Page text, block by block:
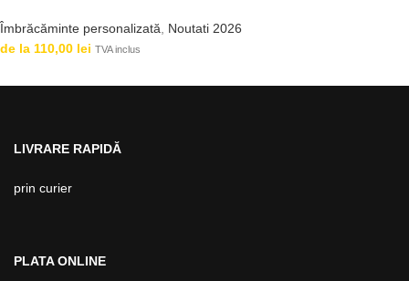
Îmbrăcăminte personalizată, Noutati 2026
de la 110,00 lei TVA inclus
LIVRARE RAPIDĂ
prin curier
PLATA ONLINE